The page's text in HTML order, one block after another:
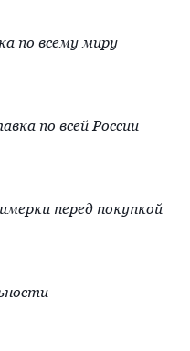
по всему миру
по всей России
перед покупкой